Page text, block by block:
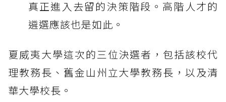
真正進入去留的決策階段。高階人才的
遴選應該也是如此。
夏威夷大學這次的三位決選者，包括該校代
理教務長、舊金山州立大學教務長，以及清
華大學校長。